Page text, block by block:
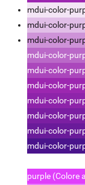
mdui-color-
mdui-color-
mdui-color-
mdui-color-
mdui-color-
mdui-color-
mdui-color-
mdui-color-
mdui-color-
mdui-color-
purple (Colore